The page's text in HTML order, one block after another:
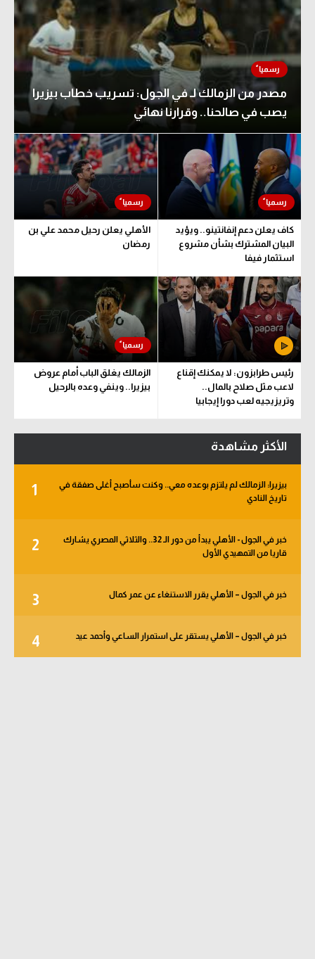
مصدر من الزمالك لـ في الجول: تسريب خطاب بيزيرا
يصب في صالحنا.. وقرارنا نهائي
كاف يعلن دعم إنفانتينو.. ويؤيد
البيان المشترك بشأن مشروع
استثمار فيفا
الأهلي يعلن رحيل محمد علي بن
رمضان
رئيس طرابزون: لا يمكنك إقناع
لاعب مثل صلاح بالمال..
وتريزيجيه لعب دورا إيجابيا
الزمالك يغلق الباب أمام عروض
بيزيرا.. وينفي وعده بالرحيل
الأكثر مشاهدة
1
بيزيرا: الزمالك لم يلتزم بوعده معي.. وكنت سأصبح أغلى صفقة في
تاريخ النادي
2
خبر في الجول - الأهلي يبدأ من دور الـ 32.. والثلاثي المصري يشارك
قاريا من التمهيدي الأول
3 خبر في الجول – الأهلي يقرر الاستنغاء عن عمر كمال
4 خبر في الجول – الأهلي يستقر على استمرار الساعي وأحمد عيد